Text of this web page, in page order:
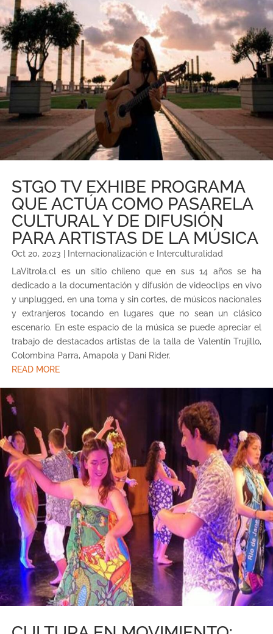
STGO TV EXHIBE PROGRAMA
QUE ACTÚA COMO PASARELA
CULTURAL Y DE DIFUSIÓN
PARA ARTISTAS DE LA MÚSICA
Oct 20, 2023
Internacionalización e Interculturalidad
LaVitrola.cl es un sitio chileno que en sus 14 años se ha
dedicado a la documentación y difusión de videoclips en vivo
y unplugged, en una toma y sin cortes, de músicos nacionales
y extranjeros tocando en lugares que no sean un clásico
escenario. En este espacio de la música se puede apreciar el
trabajo de destacados artistas de la talla de Valentín Trujillo,
Colombina Parra, Amapola y Dani Rider.
READ MORE